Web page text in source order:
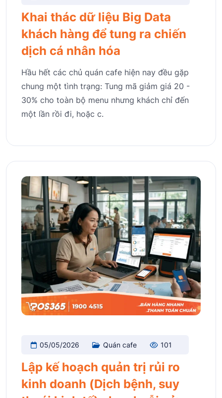
Khai thác dữ liệu Big Data
khách hàng để tung ra chiến
dịch cá nhân hóa
Hầu hết các chủ quán cafe hiện nay đều gặp
chung một tình trạng: Tung mã giảm giá 20 -
30% cho toàn bộ menu nhưng khách chỉ đến
một lần rồi đi, hoặc c.
05/05/2026 Quán cafe 101
Lập kế hoạch quản trị rủi ro
kinh doanh (Dịch bệnh, suy